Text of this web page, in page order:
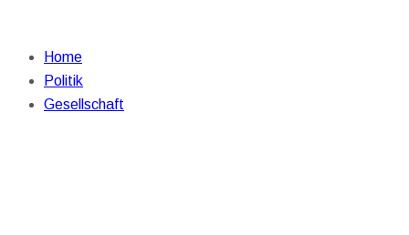
Home
Politik
Gesellschaft